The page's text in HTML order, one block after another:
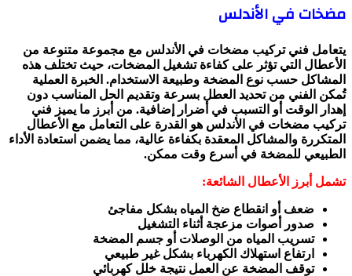
مضخات في الأندلس
يتعامل فني تركيب مضخات في الأندلس مع مجموعة متنوعة من
الأعطال التي تؤثر على كفاءة تشغيل المضخات، حيث تختلف هذه
المشاكل حسب نوع المضخة وطبيعة الاستخدام. الخبرة العملية
تُمكن الفني من تحديد العطل بسرعة وتقديم الحل المناسب دون
إهدار الوقت أو التسبب في أضرار إضافية. من أبرز ما يميز فني
تركيب مضخات في الأندلس هو القدرة على التعامل مع الأعطال
المتكررة والمشاكل المعقدة بكفاءة عالية، مما يضمن استعادة الأداء
الطبيعي للمضخة في أسرع وقت ممكن.
تشمل أبرز الأعطال الشائعة:
ضعف أو انقطاع ضخ المياه بشكل مفاجئ
صدور أصوات مزعجة أثناء التشغيل
تسريب المياه من الوصلات أو جسم المضخة
ارتفاع استهلاك الكهرباء بشكل غير طبيعي
توقف المضخة عن العمل نتيجة خلل كهربائي